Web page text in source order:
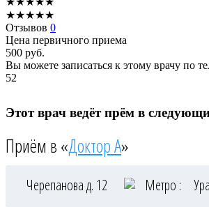
★★★★★
Отзывов 0
Цена первичного приема
500 руб.
Вы можете записаться к этому врачу по
52
Этот врач ведёт прём в
Приём в «Доктор А»
Черепанова д. 12 Метро :